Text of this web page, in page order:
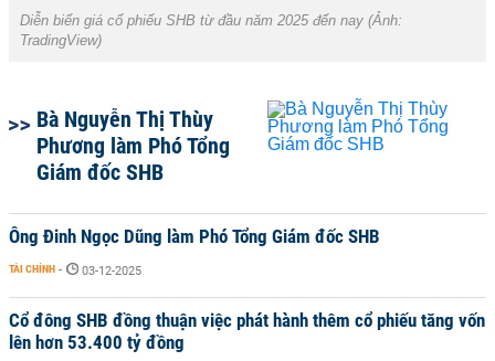
Diễn biến giá cổ phiếu SHB từ đầu năm 2025 đến nay (Ảnh:
TradingView)
Bà Nguyễn Thị Thùy
Phương làm Phó Tổng
Giám đốc SHB
Ông Đinh Ngọc Dũng làm Phó Tổng Giám đốc SHB
TÀI CHÍNH - 03-12-2025
Cổ đông SHB đồng thuận việc phát hành thêm cổ phiếu tăng vốn
lên hơn 53.400 tỷ đồng